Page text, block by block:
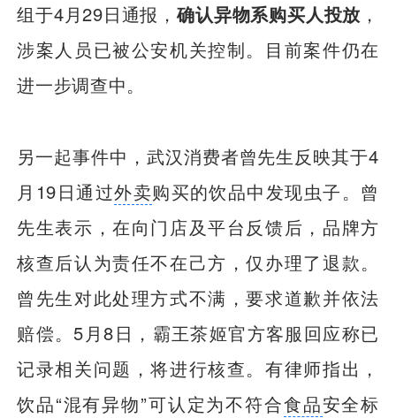
组于4月29日通报，确认异物系购买人投放 ，
涉案人员已被公安机关控制。目前案件仍在
进一步调查中。
另一起事件中，武汉消费者曾先生反映其于4
月19日通过外卖购买的饮品中发现虫子。曾
先生表示，在向门店及平台反馈后，品牌方
核查后认为责任不在己方，仅办理了退款。
曾先生对此处理方式不满，要求道歉并依法
赔偿。5月8日，霸王茶姬官方客服回应称已
记录相关问题，将进行核查。有律师指出，
饮品“混有异物”可认定为不符合食品安全标